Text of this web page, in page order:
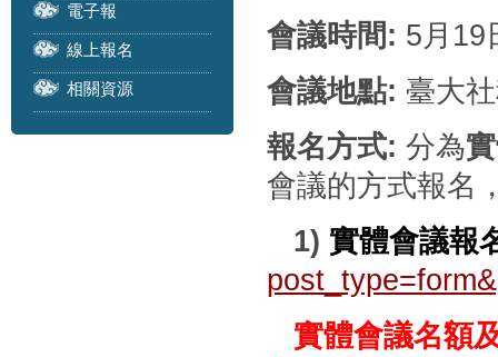
電子報
線上報名
相關資源
會議時間: 5月19
會議地點: 臺大
報名方式: 分為
會議的方式報名
1) 實體會議報
實體會議名額